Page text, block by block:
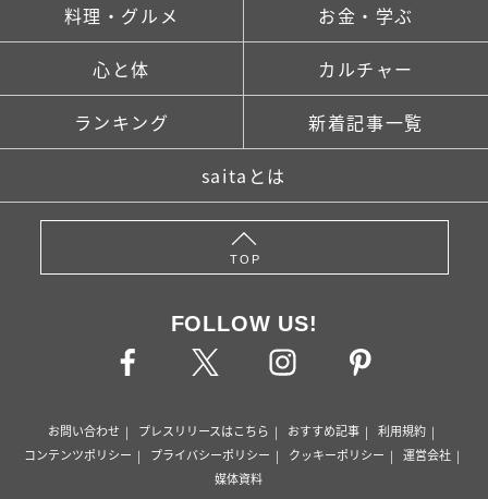
料理・グルメ お金・学ぶ
心と体 カルチャー
ランキング 新着記事一覧
saitaとは
TOP
FOLLOW US!
お問い合わせ プレスリリースはこちら おすすめ記事
利用規約
コンテンツポリシー
プライバシーポリシー クッキーポリシー
運営会社
媒体資料